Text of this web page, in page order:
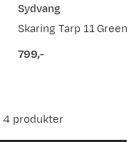
Sydvang
Skaring Tarp 11 Green
price
799,-
4 produkter